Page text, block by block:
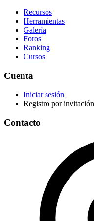
Recursos
Herramientas
Galería
Foros
Ranking
Cursos
Cuenta
Iniciar sesión
Registro por invitación
Contacto